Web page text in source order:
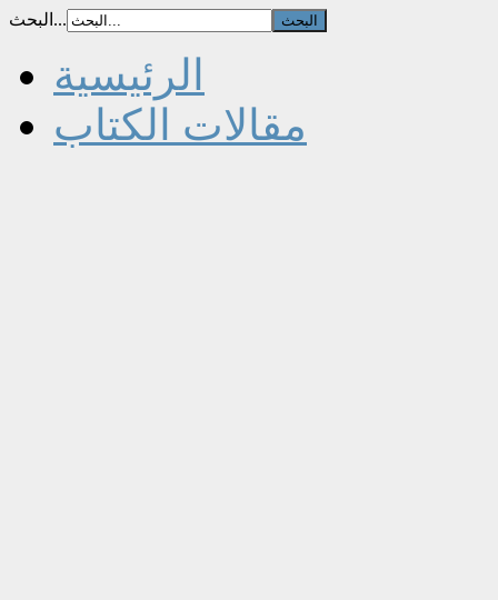
البحث...
الرئيسية
مقالات الكتاب